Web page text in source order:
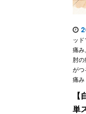
ッ
痛み,
肘の
がつ
痛み
【
単